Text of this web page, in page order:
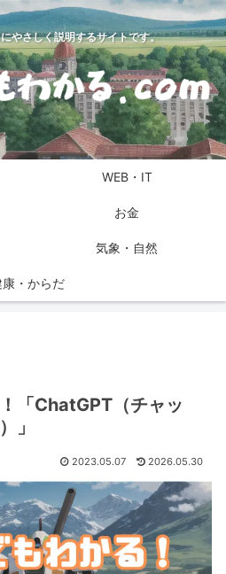
やさしく説明するサイトです。
WEB・IT
お金
気象・自然
康・からだ
「ChatGPT（チャッ
」
2023.05.07 2026.05.30